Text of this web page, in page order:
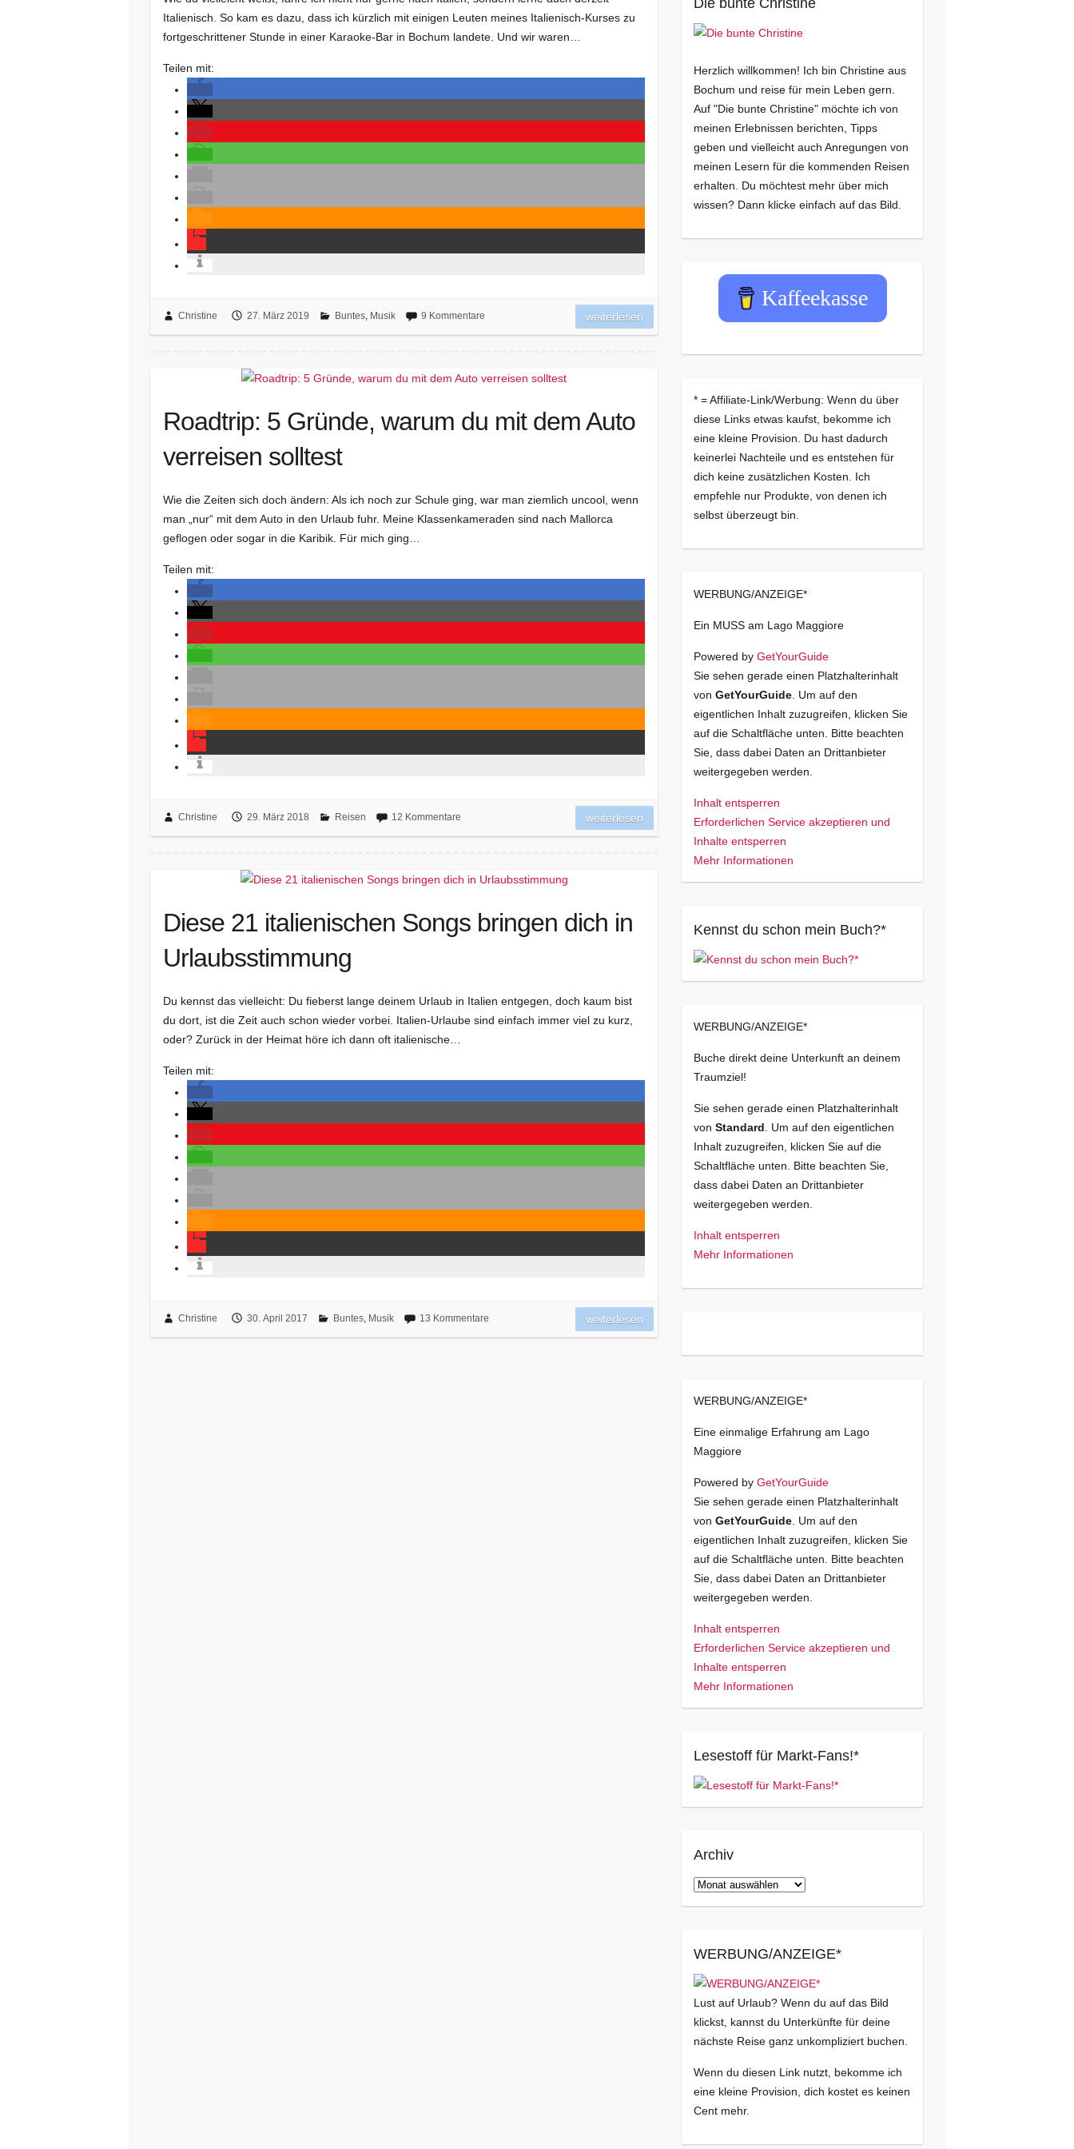
Italienisch. So kam es dazu, dass ich kürzlich mit einigen Leuten meines Italienisch-Kurses zu
fortgeschrittener Stunde in einer Karaoke-Bar in Bochum landete. Und wir waren…
Teilen mit:
Christine 27. März 2019 Buntes, Musik 9 Kommentare weiterlesen
Roadtrip: 5 Gründe, warum du mit dem Auto
verreisen solltest
Wie die Zeiten sich doch ändern: Als ich noch zur Schule ging, war man ziemlich uncool, wenn
man „nur“ mit dem Auto in den Urlaub fuhr. Meine Klassenkameraden sind nach Mallorca
geflogen oder sogar in die Karibik. Für mich ging…
Teilen mit:
Christine 29. März 2018 Reisen 12 Kommentare weiterlesen
Diese 21 italienischen Songs bringen dich in
Urlaubsstimmung
Du kennst das vielleicht: Du fieberst lange deinem Urlaub in Italien entgegen, doch kaum bist
du dort, ist die Zeit auch schon wieder vorbei. Italien-Urlaube sind einfach immer viel zu kurz,
oder? Zurück in der Heimat höre ich dann oft italienische…
Teilen mit:
Christine 30. April 2017 Buntes, Musik 13 Kommentare weiterlesen
Die bunte Christine
Herzlich willkommen! Ich bin Christine aus
Bochum und reise für mein Leben gern.
Auf "Die bunte Christine" möchte ich von
meinen Erlebnissen berichten, Tipps
geben und vielleicht auch Anregungen von
meinen Lesern für die kommenden Reisen
erhalten. Du möchtest mehr über mich
wissen? Dann klicke einfach auf das Bild.
Kaffeekasse
* = Affiliate-Link/Werbung: Wenn du über
diese Links etwas kaufst, bekomme ich
eine kleine Provision. Du hast dadurch
keinerlei Nachteile und es entstehen für
dich keine zusätzlichen Kosten. Ich
empfehle nur Produkte, von denen ich
selbst überzeugt bin.
WERBUNG/ANZEIGE*
Ein MUSS am Lago Maggiore
Powered by GetYourGuide
Sie sehen gerade einen Platzhalterinhalt
von GetYourGuide. Um auf den
eigentlichen Inhalt zuzugreifen, klicken Sie
auf die Schaltfläche unten. Bitte beachten
Sie, dass dabei Daten an Drittanbieter
weitergegeben werden.
Inhalt entsperren
Erforderlichen Service akzeptieren und
Inhalte entsperren
Mehr Informationen
Kennst du schon mein Buch?*
WERBUNG/ANZEIGE*
Buche direkt deine Unterkunft an deinem
Traumziel!
Sie sehen gerade einen Platzhalterinhalt
von Standard . Um auf den eigentlichen
Inhalt zuzugreifen, klicken Sie auf die
Schaltfläche unten. Bitte beachten Sie,
dass dabei Daten an Drittanbieter
weitergegeben werden.
Inhalt entsperren
Mehr Informationen
WERBUNG/ANZEIGE*
Eine einmalige Erfahrung am Lago
Maggiore
Powered by GetYourGuide
Sie sehen gerade einen Platzhalterinhalt
von GetYourGuide. Um auf den
eigentlichen Inhalt zuzugreifen, klicken Sie
auf die Schaltfläche unten. Bitte beachten
Sie, dass dabei Daten an Drittanbieter
weitergegeben werden.
Inhalt entsperren
Erforderlichen Service akzeptieren und
Inhalte entsperren
Mehr Informationen
Lesestoff für Markt-Fans!*
Archiv
Archiv
WERBUNG/ANZEIGE*
Lust auf Urlaub? Wenn du auf das Bild
klickst, kannst du Unterkünfte für deine
nächste Reise ganz unkompliziert buchen.
Wenn du diesen Link nutzt, bekomme ich
eine kleine Provision, dich kostet es keinen
Cent mehr.